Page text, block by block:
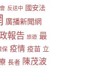
反送中 國安法
廣播新聞網
報告 旅遊 最
保 疫情 疫苗 立
長者 陳茂波